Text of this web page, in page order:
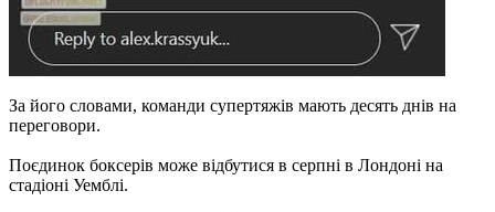
За його словами, команди супертяжів мають десять днів на
переговори.
Поєдинок боксерів може відбутися в серпні в Лондоні на
стадіоні Уемблі.